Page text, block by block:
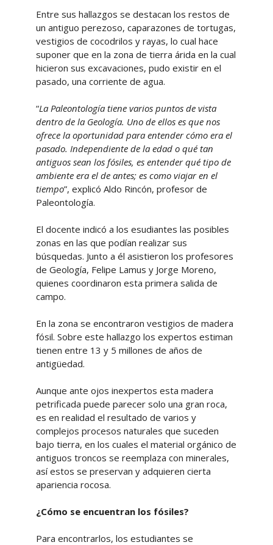
Entre sus hallazgos se destacan los restos de
un antiguo perezoso, caparazones de tortugas,
vestigios de cocodrilos y rayas, lo cual hace
suponer que en la zona de tierra árida en la cual
hicieron sus excavaciones, pudo existir en el
pasado, una corriente de agua.
“La Paleontología tiene varios puntos de vista
dentro de la Geología. Uno de ellos es que nos
ofrece la oportunidad para entender cómo era el
pasado. Independiente de la edad o qué tan
antiguos sean los fósiles, es entender qué tipo de
ambiente era el de antes; es como viajar en el
tiempo”, explicó Aldo Rincón, profesor de
Paleontología.
El docente indicó a los esudiantes las posibles
zonas en las que podían realizar sus
búsquedas. Junto a él asistieron los profesores
de Geología, Felipe Lamus y Jorge Moreno,
quienes coordinaron esta primera salida de
campo.
En la zona se encontraron vestigios de madera
fósil. Sobre este hallazgo los expertos estiman
tienen entre 13 y 5 millones de años de
antigüedad.
Aunque ante ojos inexpertos esta madera
petrificada puede parecer solo una gran roca,
es en realidad el resultado de varios y
complejos procesos naturales que suceden
bajo tierra, en los cuales el material orgánico de
antiguos troncos se reemplaza con minerales,
así estos se preservan y adquieren cierta
apariencia rocosa.
¿Cómo se encuentran los fósiles?
Para encontrarlos, los estudiantes se